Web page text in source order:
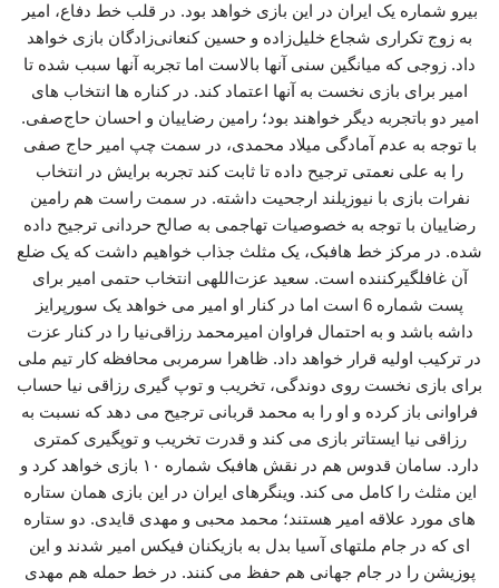
بیرو شماره یک ایران در این بازی خواهد بود. در قلب خط دفاع، امیر
به زوج تکراری شجاع خلیل‌زاده و حسین کنعانی‌زادگان بازی خواهد
داد. زوجی که میانگین سنی آنها بالاست اما تجربه آنها سبب شده تا
امیر برای بازی نخست به آنها اعتماد کند. در کناره ها انتخاب های
امیر دو باتجربه دیگر خواهند بود؛ رامین رضاییان و احسان حاج‌صفی.
با توجه به عدم آمادگی میلاد محمدی، در سمت چپ امیر حاج صفی
را به علی نعمتی ترجیح داده تا ثابت کند تجربه برایش در انتخاب
نفرات بازی با نیوزیلند ارجحیت داشته. در سمت راست هم رامین
رضاییان با توجه به خصوصیات تهاجمی به صالح حردانی ترجیح داده
شده. در مرکز خط هافبک، یک مثلث جذاب خواهیم داشت که یک ضلع
آن غافلگیرکننده است. سعید عزت‌اللهی انتخاب حتمی امیر برای
پست شماره 6 است اما در کنار او امیر می خواهد یک سورپرایز
داشه باشد و به احتمال فراوان امیرمحمد رزاقی‌نیا را در کنار عزت
در ترکیب اولیه قرار خواهد داد. ظاهرا سرمربی محافظه کار تیم ملی
برای بازی نخست روی دوندگی، تخریب و توپ گیری رزاقی نیا حساب
فراوانی باز کرده و او را به محمد قربانی ترجیح می دهد که نسبت به
رزاقی نیا ایستاتر بازی می کند و قدرت تخریب و توپگیری کمتری
دارد. سامان قدوس هم در نقش هافبک شماره ۱۰ بازی خواهد کرد و
این مثلث را کامل می کند. وینگرهای ایران در این بازی همان ستاره
های مورد علاقه امیر هستند؛ محمد محبی و مهدی قایدی. دو ستاره
ای که در جام ملتهای آسیا بدل به بازیکنان فیکس امیر شدند و این
پوزیشن را در جام جهانی هم حفظ می کنند. در خط حمله هم مهدی